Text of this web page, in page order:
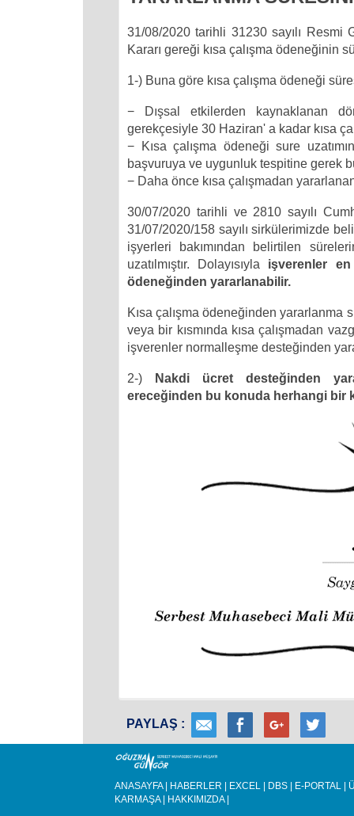
31/08/2020 tarihli 31230 sayılı Resmi
Kararı gereği kısa çalışma ödeneğinin
1-) Buna göre kısa çalışma ödeneği
− Dışsal etkilerden kaynaklanan
gerekçesiyle 30 Haziran' a kadar kısa
− Kısa çalışma ödeneği sure
başvuruya ve uygunluk tespitine gerek
− Daha önce kısa çalışmadan
30/07/2020 tarihli ve 2810 sayılı
31/07/2020/158 sayılı sirkülerimizde
işyerleri bakımından belirtilen
uzatılmıştır. Dolayısıyla işverenler
ödeneğinden yararlanabilir.
Kısa çalışma ödeneğinden yararlanma
veya bir kısmında kısa çalışmadan
işverenler normalleşme desteğinden
2-)
Nakdi ücret desteğinden
ereceğinden bu konuda herhangi bir
PAYLAŞ :
ANASAYFA| HABERLER | EXCEL | DBS | E-PORTAL |
KARMAŞA| HAKKIMIZDA|